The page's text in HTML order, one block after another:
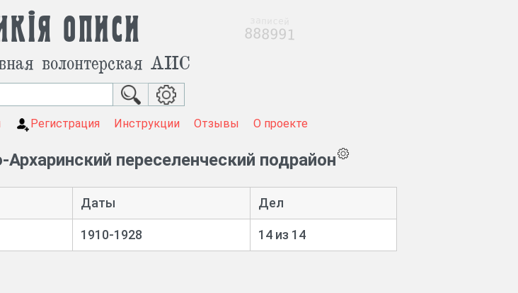
описи
волонтерская АИС
Регистрация Инструкции Отзывы О проекте
переселенческий подрайон
Даты Дел
1910-1928 14 из 14
888991